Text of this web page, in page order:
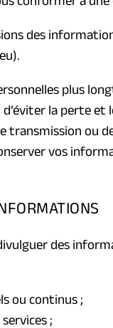
des
plus
la perte et
transmission ou
vos
des
ou continus ;
;